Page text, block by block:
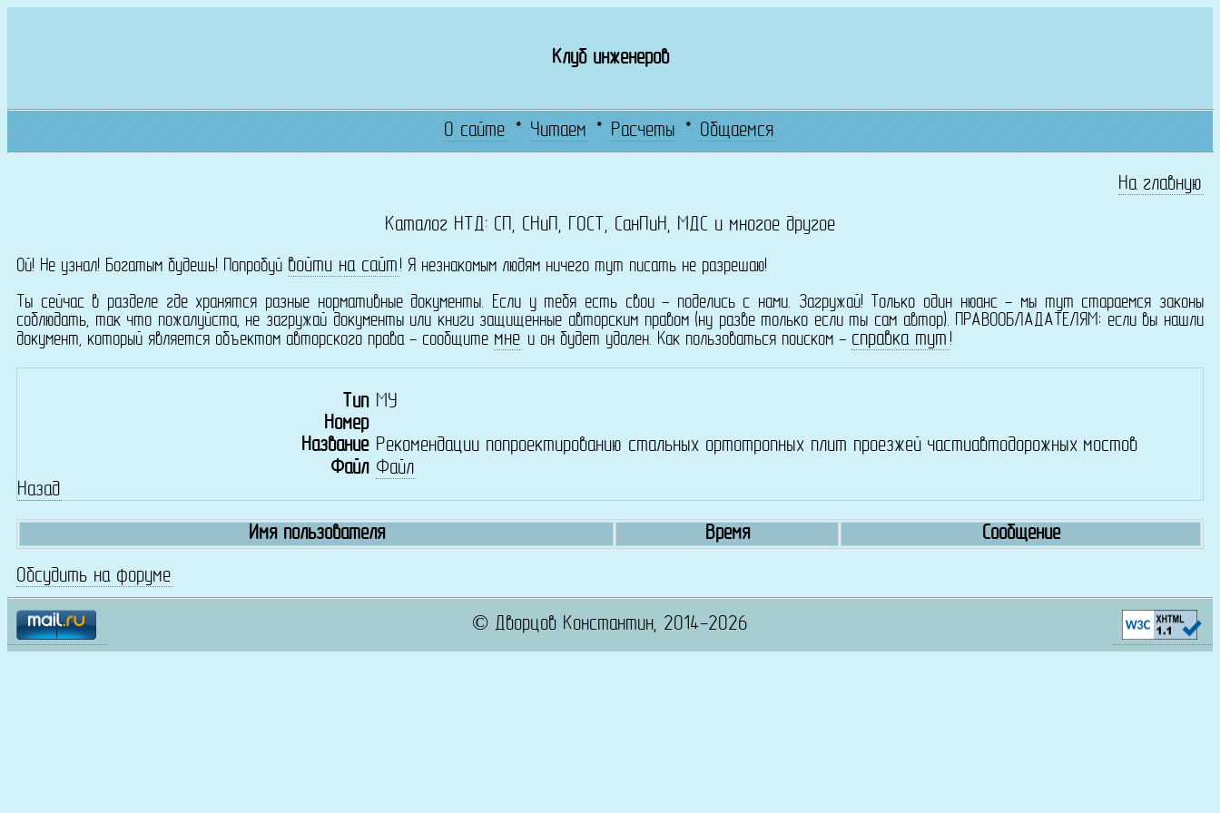
Клуб инженеров
О сайте*Читаем*Расчеты*Общаемся
На главную
Каталог НТД: СП, СНиП, ГОСТ, СанПиН, МДС и многое другое
Ой! Не узнал! Богатым будешь! Попробуй войти на сайт ! Я незнакомым людям ничего тут писать не разрешаю!
Ты сейчас в разделе где хранятся разные нормативные документы. Если у тебя есть свои - поделись с нами. Загружай! Только один нюанс - мы тут стараемся законы
соблюдать, так что пожалуйста, не загружай документы или книги защищенные авторским правом (ну разве только если ты сам автор). ПРАВООБЛАДАТЕЛЯМ: если вы нашли
документ, который является объектом авторского права - сообщите мне и он будет удален. Как пользоваться поиском - справка тут !
Тип МУ
Номер
Название Рекомендации попроектированию стальных ортотропных плит проезжей частиавтодорожных мостов
Файл Файл
Назад
Имя пользователя Время Сообщение
Обсудить на форуме
© Дворцов Константин, 2014-2026